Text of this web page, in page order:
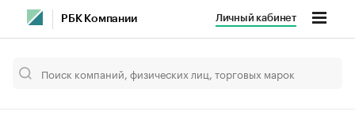
РБК Компании Личный кабинет